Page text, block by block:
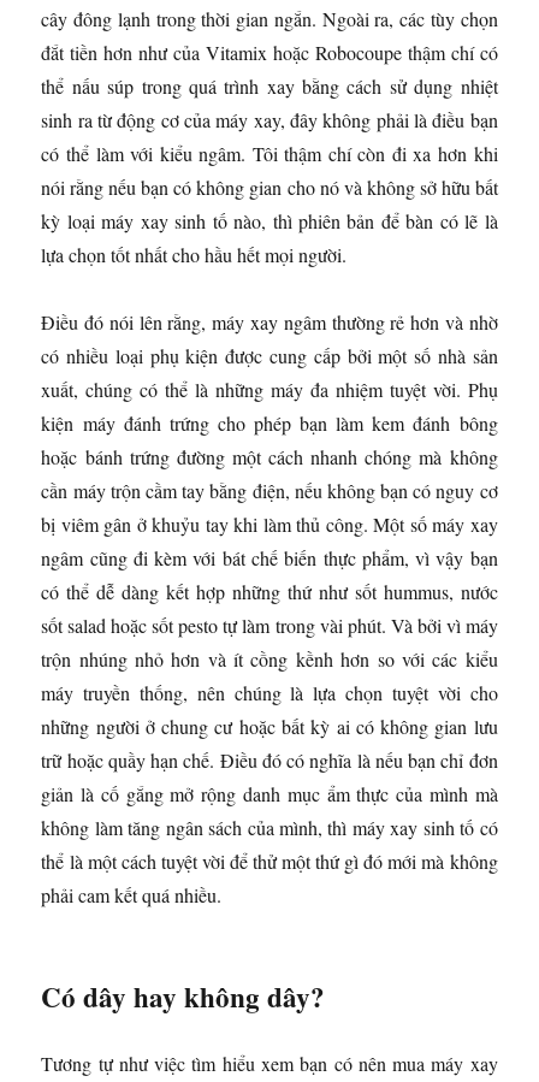
cây đông lạnh trong thời gian ngắn. Ngoài ra, các tùy chọn
đắt tiền hơn như của Vitamix hoặc Robocoupe thậm chí có
thể nấu súp trong quá trình xay bằng cách sử dụng nhiệt
sinh ra từ động cơ của máy xay, đây không phải là điều bạn
có thể làm với kiểu ngâm. Tôi thậm chí còn đi xa hơn khi
nói rằng nếu bạn có không gian cho nó và không sở hữu bất
kỳ loại máy xay sinh tố nào, thì phiên bản để bàn có lẽ là
lựa chọn tốt nhất cho hầu hết mọi người.
Điều đó nói lên rằng, máy xay ngâm thường rẻ hơn và nhờ
có nhiều loại phụ kiện được cung cấp bởi một số nhà sản
xuất, chúng có thể là những máy đa nhiệm tuyệt vời. Phụ
kiện máy đánh trứng cho phép bạn làm kem đánh bông
hoặc bánh trứng đường một cách nhanh chóng mà không
cần máy trộn cầm tay bằng điện, nếu không bạn có nguy cơ
bị viêm gân ở khuỷu tay khi làm thủ công. Một số máy xay
ngâm cũng đi kèm với bát chế biến thực phẩm, vì vậy bạn
có thể dễ dàng kết hợp những thứ như sốt hummus, nước
sốt salad hoặc sốt pesto tự làm trong vài phút. Và bởi vì máy
trộn nhúng nhỏ hơn và ít cồng kềnh hơn so với các kiểu
máy truyền thống, nên chúng là lựa chọn tuyệt vời cho
những người ở chung cư hoặc bất kỳ ai có không gian lưu
trữ hoặc quầy hạn chế. Điều đó có nghĩa là nếu bạn chỉ đơn
giản là cố gắng mở rộng danh mục ẩm thực của mình mà
không làm tăng ngân sách của mình, thì máy xay sinh tố có
thể là một cách tuyệt vời để thử một thứ gì đó mới mà không
phải cam kết quá nhiều.
Có dây hay không dây?
Tương tự như việc tìm hiểu xem bạn có nên mua máy xay